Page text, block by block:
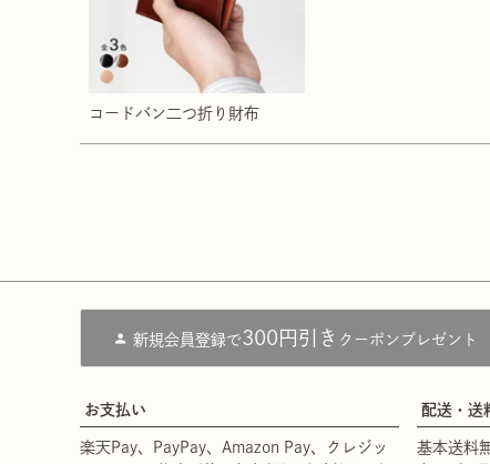
コードバン二つ折り財布
新規会員登録で300円引き クーポンプレゼント
お支払い
楽天Pay、PayPay、Amazon Pay、クレジッ
配送・送
基本送料